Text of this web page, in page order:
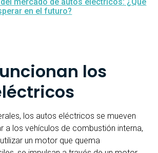
en el futuro?
los
los autos eléctricos se mueven
a los vehículos de combustión interna,
un motor que quema